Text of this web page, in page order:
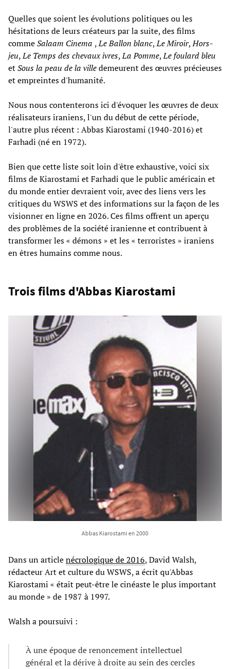
Quelles que soient les évolutions politiques ou les
hésitations de leurs créateurs par la suite, des films
commeSalaam Cinema ,Le Ballon blanc,Le Miroir,Hors-
jeu,Le Temps des chevaux ivres,La Pomme,Le foulard bleu
etSous la peau de la villedemeurent des œuvres précieuses
et empreintes d'humanité.
Nous nous contenterons ici d'évoquer les œuvres de deux
réalisateurs iraniens, l'un du début de cette période,
l'autre plus récent : Abbas Kiarostami (1940-2016) et
Farhadi (né en 1972).
Bien que cette liste soit loin d'être exhaustive, voici six
films de Kiarostami et Farhadi que le public américain et
du monde entier devraient voir, avec des liens vers les
critiques du WSWS et des informations sur la façon de les
visionner en ligne en 2026. Ces films offrent un aperçu
des problèmes de la société iranienne et contribuent à
transformer les « démons » et les « terroristes » iraniens
en êtres humains comme nous.
Trois films d'Abbas Kiarostami
Abbas Kiarostami en 2000
Dans un articlenécrologique de 2016, David Walsh,
rédacteur Art et culture du WSWS, a écrit qu'Abbas
Kiarostami « était peut-être le cinéaste le plus important
au monde » de 1987 à 1997.
Walsh a poursuivi :
À une époque de renoncement intellectuel
général et la dérive à droite au sein des cercles